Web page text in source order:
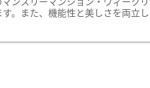
。また、機能性と美しさを両立